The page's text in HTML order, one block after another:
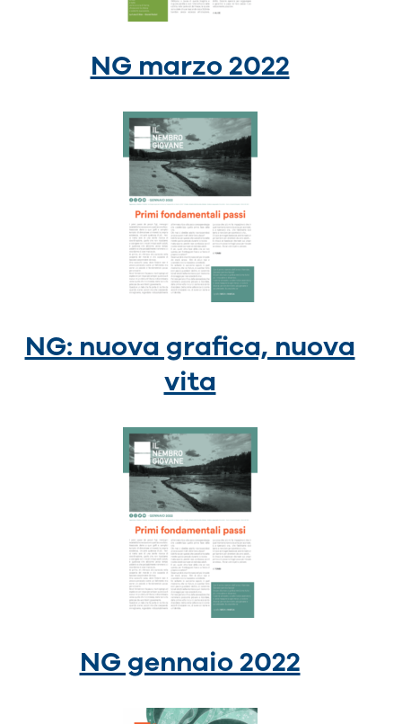
NG marzo 2022
NG: nuova grafica, nuova
vita
NG gennaio 2022